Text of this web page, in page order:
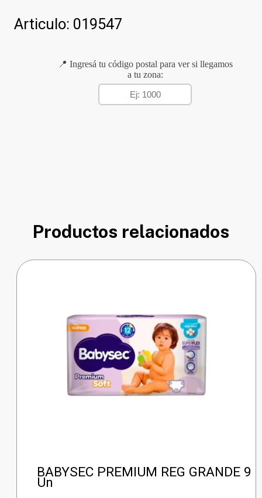
Articulo: 019547
📍 Ingresá tu código postal para ver si llegamos
a tu zona:
Productos relacionados
BABYSEC PREMIUM REG GRANDE 9
Un